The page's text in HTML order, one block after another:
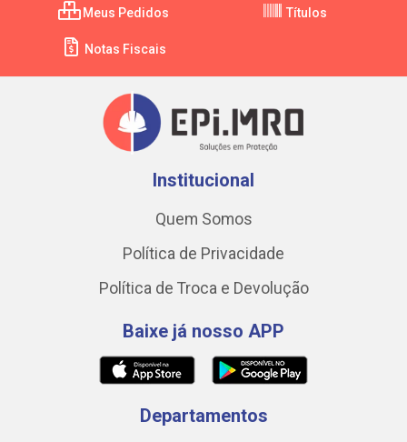
Meus Pedidos Títulos
Notas Fiscais
Institucional
Quem Somos
Política de Privacidade
Política de Troca e Devolução
Baixe já nosso APP
Departamentos